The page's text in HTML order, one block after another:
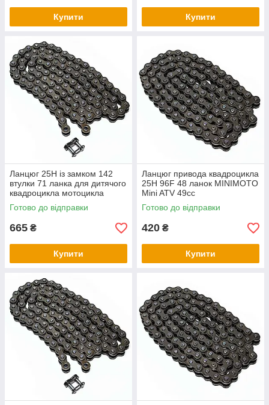
Купити Купити
Ланцюг 25H із замком 142
втулки 71 ланка для дитячого
квадроцикла мотоцикла
Готово до відправки
665 ₴
Купити
Ланцюг привода квадроцикла
25H 96F 48 ланок MINIMOTO
Mini ATV 49сс
Готово до відправки
420 ₴
Купити